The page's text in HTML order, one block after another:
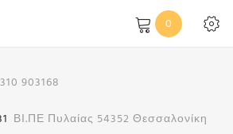
0
903168
ΒΙ.ΠΕ Πυλαίας 54352 Θεσσαλονίκη